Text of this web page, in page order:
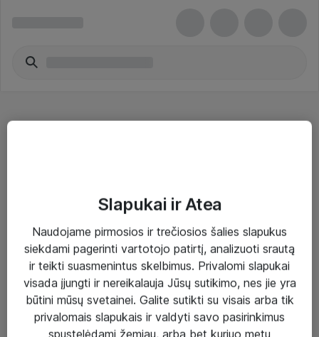
Sprendimai ir paslaugos
Paslaugos
Sprendimai
Įgyvendinti projektai
Slapukai ir Atea
Naudojame pirmosios ir trečiosios šalies slapukus
siekdami pagerinti vartotojo patirtį, analizuoti srautą
ir teikti suasmenintus skelbimus. Privalomi slapukai
visada įjungti ir nereikalauja Jūsų sutikimo, nes jie yra
būtini mūsų svetainei. Galite sutikti su visais arba tik
privalomais slapukais ir valdyti savo pasirinkimus
spustelėdami žemiau, arba bet kuriuo metu